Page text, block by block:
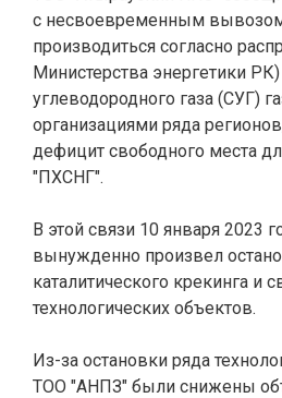
с несвоевременным
производиться согласно
Министерства энергетики
углеводородного газа (СУГ)
организациями ряда
дефицит свободного места
"ПХСНГ".
В этой связи 10 января 2023
вынужденно произвел
каталитического крекинга и
технологических объектов.
Из-за остановки ряда
ТОО "АНПЗ" были снижены